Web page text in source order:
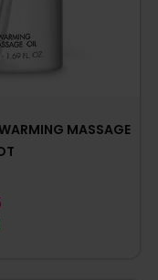
MASSAGE